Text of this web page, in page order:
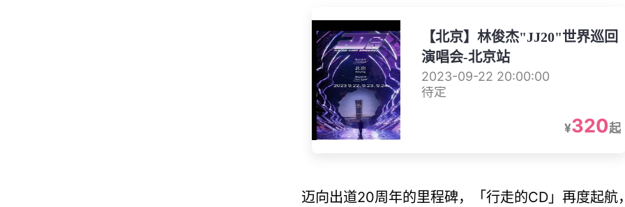
【北京】林俊杰"JJ20"世界巡回
演唱会-北京站
2023-09-22 20:00:00
待定
¥320起
迈向出道20周年的里程碑，「行走的CD」再度起航